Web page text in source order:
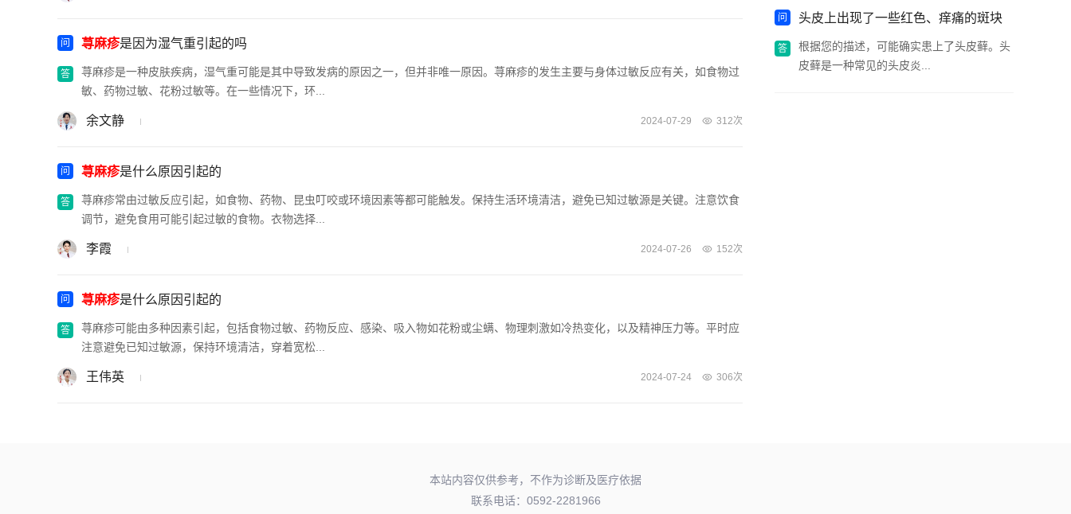
荨麻疹是因为湿气重引起的吗
荨麻疹是一种皮肤疾病，湿气重可能是其中导致发病的原因之一，但并非唯一原因。荨麻疹的发生主要与身体过敏反应有关，如食物过
敏、药物过敏、花粉过敏等。在一些情况下，环...
余文静 2024-07-29 312次
荨麻疹是什么原因引起的
荨麻疹常由过敏反应引起，如食物、药物、昆虫叮咬或环境因素等都可能触发。保持生活环境清洁，避免已知过敏源是关键。注意饮食
调节，避免食用可能引起过敏的食物。衣物选择...
李霞 2024-07-26 152次
荨麻疹是什么原因引起的
荨麻疹可能由多种因素引起，包括食物过敏、药物反应、感染、吸入物如花粉或尘螨、物理刺激如冷热变化，以及精神压力等。平时应
注意避免已知过敏源，保持环境清洁，穿着宽松...
王伟英 2024-07-24 306次
头皮上出现了一些红色、痒痛的斑块
根据您的描述，可能确实患上了头皮藓。头
皮藓是一种常见的头皮炎...
本站内容仅供参考，不作为诊断及医疗依据
联系电话：0592-2281966